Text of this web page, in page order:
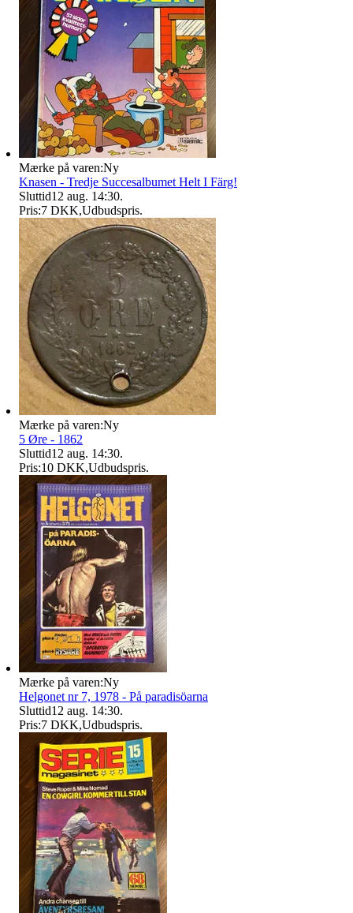
Mærke på varen:Ny
Knasen - Tredje Succesalbumet Helt I Färg!
Sluttid12 aug. 14:30.
Pris:7 DKK,Udbudspris.
Mærke på varen:Ny
5 Øre - 1862
Sluttid12 aug. 14:30.
Pris:10 DKK,Udbudspris.
Mærke på varen:Ny
Helgonet nr 7, 1978 - På paradisöarna
Sluttid12 aug. 14:30.
Pris:7 DKK,Udbudspris.